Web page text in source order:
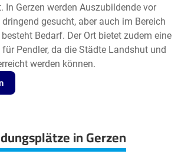
In Gerzen werden Auszubildende vor
gesucht, aber auch im Bereich
Bedarf. Der Ort bietet zudem eine
Pendler, da die Städte Landshut und
werden können.
in Gerzen